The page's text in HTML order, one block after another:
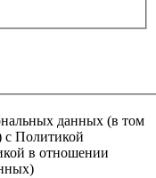
данных (в том
с Политикой
в отношении